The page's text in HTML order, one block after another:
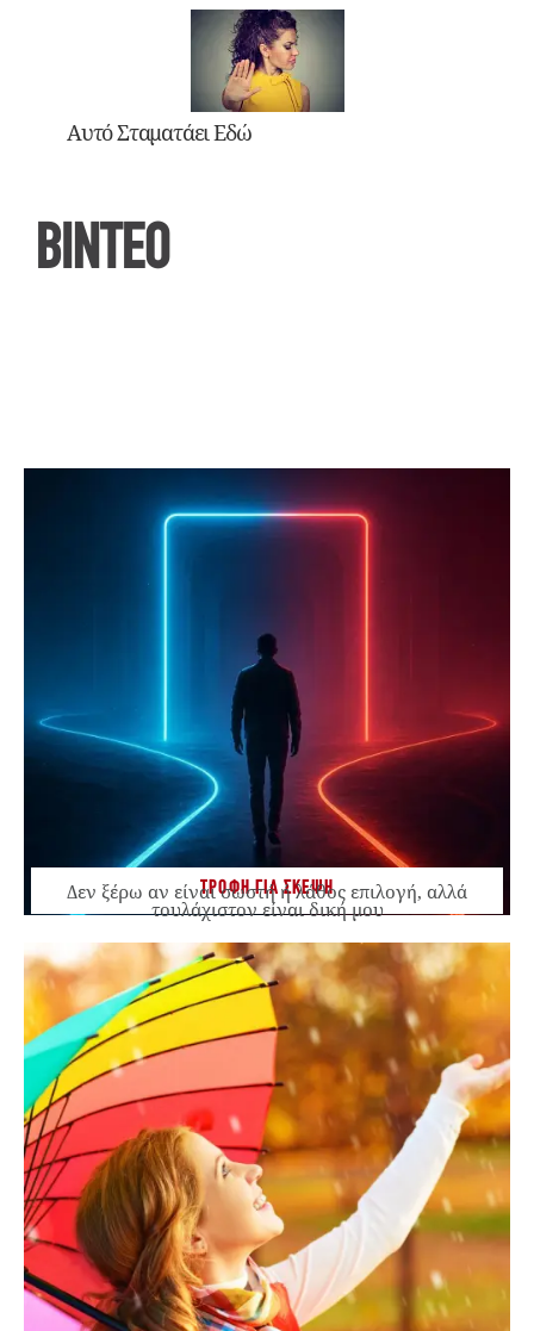
Αυτό Σταματάει Εδώ
ΒΙΝΤΕΟ
ΤΡΟΦΗ ΓΙΑ ΣΚΕΨΗ
Δεν ξέρω αν είναι σωστή ή λάθος επιλογή, αλλά
τουλάχιστον είναι δική μου